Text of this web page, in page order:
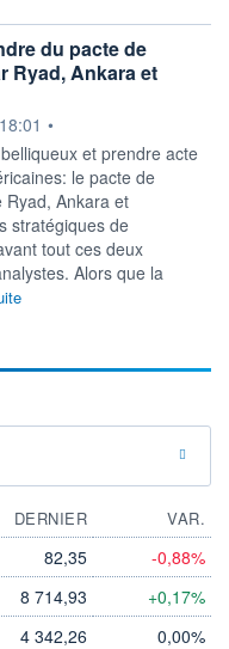
du pacte de
Ryad, Ankara et
18:01 •
et prendre acte
le pacte de
Ankara et
stratégiques de
tout ces deux
Alors que la
DERNIER
VAR.
82,35 -0,88%
8 714,93 +0,17%
4 342,26 0,00%